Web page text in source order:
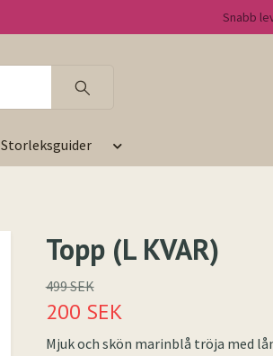
Snabb
Storleksguider
Topp (L KVAR)
499 SEK
200 SEK
Mjuk och skön marinblå tröja med